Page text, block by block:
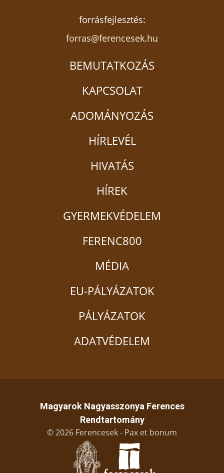
forrásfejlesztés:
forras@ferencesek.hu
BEMUTATKOZÁS
KAPCSOLAT
ADOMÁNYOZÁS
HÍRLEVÉL
HIVATÁS
HÍREK
GYERMEKVÉDELEM
FERENC800
MÉDIA
EU-PÁLYÁZATOK
PÁLYÁZATOK
ADATVÉDELEM
Magyarok Nagyasszonya Ferences
Rendtartomány
© 2026 Ferencesek - Pax et bonum